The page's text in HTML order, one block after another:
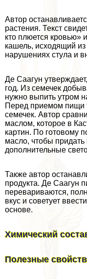
Автор
растения. Текст
кто плюется кровью»
кашель, исходящий
нарушениях стула и
Де Саагун
год. Из семечек
нужно выпить утром
Перед приемом пищи
семечек. Автор
маслом, которое в
картин. По готовому
масло, чтобы придать
дополнительные
Также автор
продукта. Де Саагун
перевариваются,
вкус и советует
основе.
Химический
Полезные